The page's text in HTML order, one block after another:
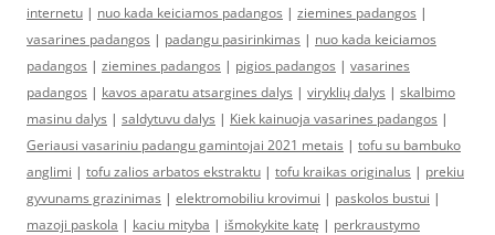
internetu | nuo kada keiciamos padangos | ziemines padangos |
vasarines padangos | padangu pasirinkimas | nuo kada keiciamos
padangos | ziemines padangos | pigios padangos | vasarines
padangos | kavos aparatu atsargines dalys | viryklių dalys | skalbimo
masinu dalys | saldytuvu dalys | Kiek kainuoja vasarines padangos |
Geriausi vasariniu padangu gamintojai 2021 metais | tofu su bambuko
anglimi | tofu zalios arbatos ekstraktu | tofu kraikas originalus | prekiu
gyvunams grazinimas | elektromobiliu krovimui | paskolos bustui |
mazoji paskola | kaciu mityba | išmokykite katę | perkraustymo